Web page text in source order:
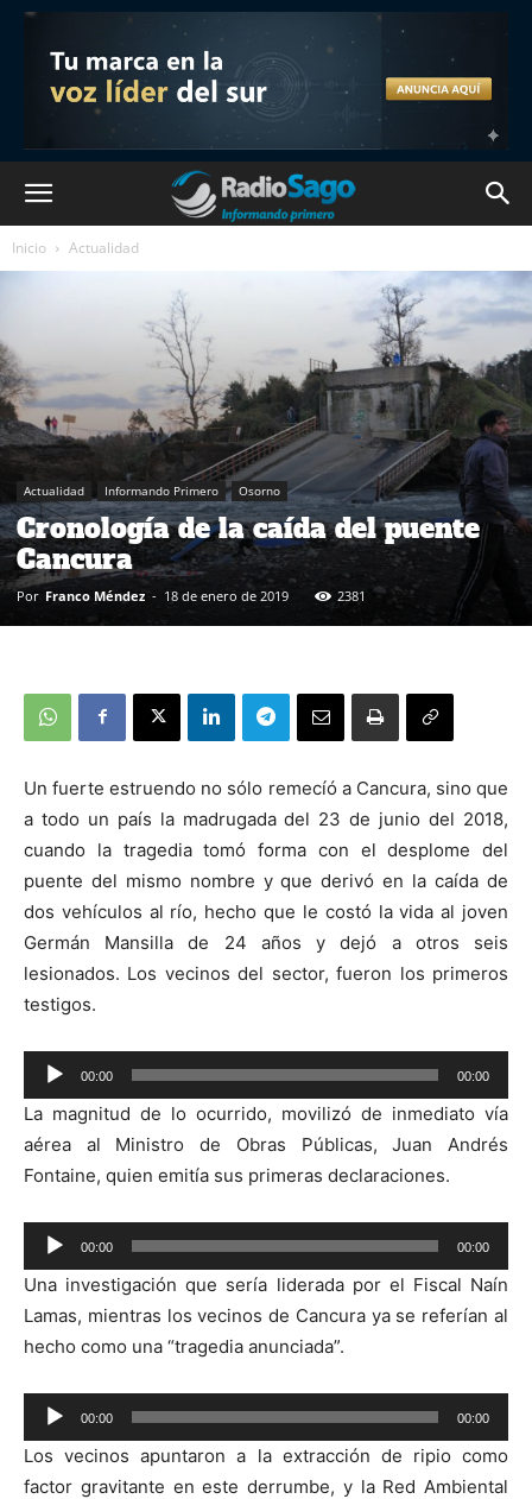
Inicio Actualidad
Actualidad Informando Primero Osorno
Cronología de la caída del puente
Cancura
Por Franco Méndez - 18 de enero de 2019 2381
Un fuerte estruendo no sólo remecíó a Cancura, sino que
a todo un país la madrugada del 23 de junio del 2018,
cuando la tragedia tomó forma con el desplome del
puente del mismo nombre y que derivó en la caída de
dos vehículos al río, hecho que le costó la vida al joven
Germán Mansilla de 24 años y dejó a otros seis
lesionados. Los vecinos del sector, fueron los primeros
testigos.
Reproductor
de
audio
00:00 00:00
La magnitud de lo ocurrido, movilizó de inmediato vía
aérea al Ministro de Obras Públicas, Juan Andrés
Fontaine, quien emitía sus primeras declaraciones.
Reproductor
de
audio
00:00 00:00
Una investigación que sería liderada por el Fiscal Naín
Lamas, mientras los vecinos de Cancura ya se referían al
hecho como una “tragedia anunciada”.
Reproductor
de
audio
00:00 00:00
Los vecinos apuntaron a la extracción de ripio como
factor gravitante en este derrumbe, y la Red Ambiental